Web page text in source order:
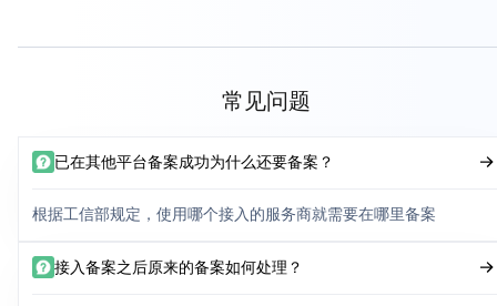
常见问题
已在其他平台备案成功为什么还要备案？
根据工信部规定，使用哪个接入的服务商就需要在哪里备案
接入备案之后原来的备案如何处理？